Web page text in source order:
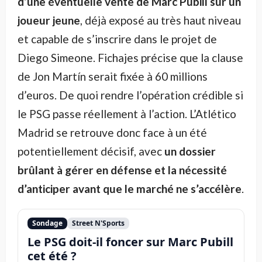
joueur jeune, déjà exposé au très haut niveau
et capable de s’inscrire dans le projet de
Diego Simeone. Fichajes précise que la clause
de Jon Martín serait fixée à 60 millions
d’euros. De quoi rendre l’opération crédible si
le PSG passe réellement à l’action. L’Atlético
Madrid se retrouve donc face à un été
potentiellement décisif, avec un dossier
brûlant à gérer en défense et la nécessité
d’anticiper avant que le marché ne s’accélère.
Sondage Street N'Sports
Le PSG doit-il foncer sur Marc Pubill
cet été ?